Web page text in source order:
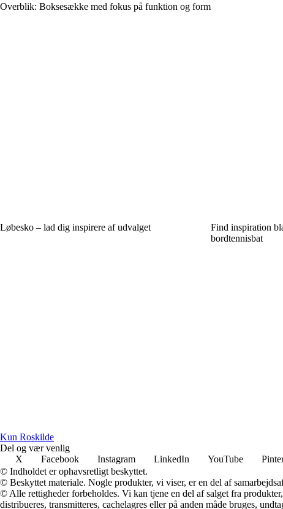
Overblik: Boksesække med fokus på funktion og form
Løbesko – lad dig inspirere af udvalget
Find inspiration
bordtennisbat
Kun Roskilde
Del og vær venlig
X
Facebook Instagram LinkedIn YouTube
© Indholdet er ophavsretligt beskyttet.
© Beskyttet materiale. Nogle produkter, vi viser, er en del af
© Alle rettigheder forbeholdes. Vi kan tjene en del af salget fra
distribueres, transmitteres, cachelagres eller på anden måde bruges,